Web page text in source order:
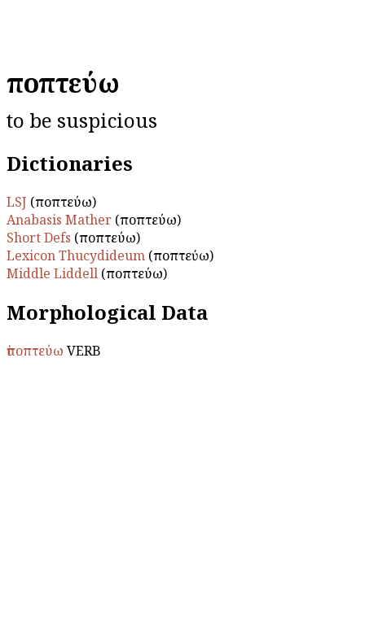
ὑποπτεύω
to be suspicious
Dictionaries
LSJ (ὑποπτεύω)
Anabasis Mather (ὑποπτεύω)
Short Defs (ὑποπτεύω)
Lexicon Thucydideum (ὑποπτεύω)
Middle Liddell (ὑποπτεύω)
Morphological Data
ὑποπτεύω VERB